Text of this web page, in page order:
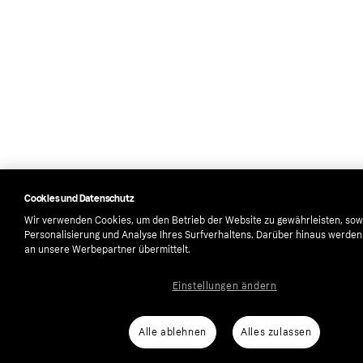
Cookies und Datenschutz
Wir verwenden Cookies, um den Betrieb der Website zu gewährleisten,
Personalisierung und Analyse Ihres Surfverhaltens. Darüber hinaus
an unsere Werbepartner übermittelt.
Alle ablehnen Alles zulassen
Einstellungen ändern